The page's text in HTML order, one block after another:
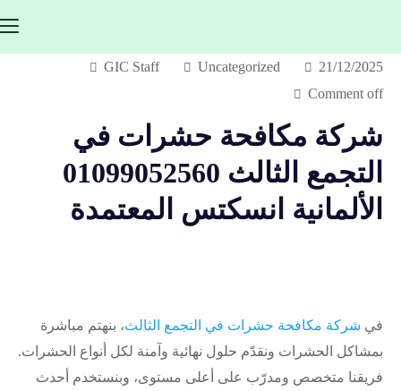
21/12/2025
Uncategorized
GIC Staff
Comment off
شركة مكافحة حشرات في
التجمع الثالث 01099052560
الألمانية انسكتس المعتمدة
في شركة مكافحة حشرات في التجمع الثالث، بنهتم مباشرة
بمشاكل الحشرات ونقدّم حلول نهائية وآمنة لكل أنواع الحشرات.
فريقنا متخصص ومدرّب على أعلى مستوى، وبنستخدم أحدث